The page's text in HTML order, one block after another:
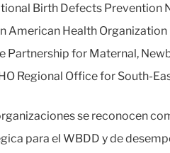
Birth Defects Prevention
American Health Organization
Partnership for Maternal,
Regional Office for South-
se reconocen
para el WBDD y de